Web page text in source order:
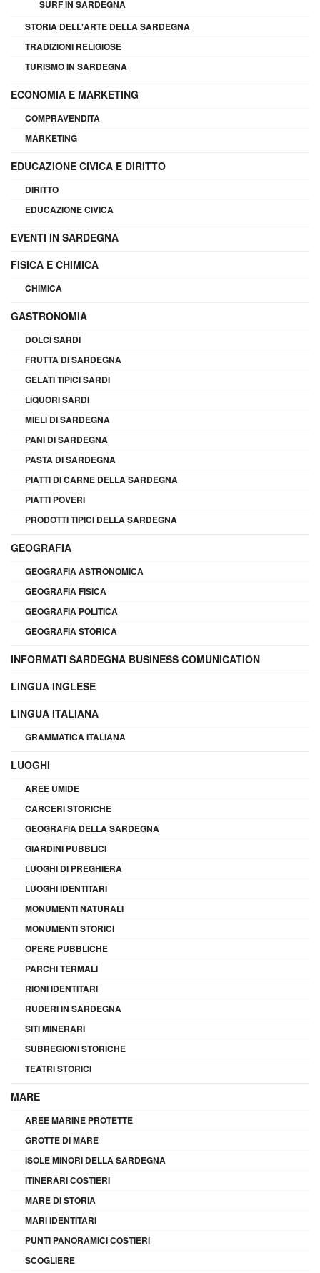
SURF IN SARDEGNA
STORIA DELL'ARTE DELLA SARDEGNA
TRADIZIONI RELIGIOSE
TURISMO IN SARDEGNA
ECONOMIA E MARKETING
COMPRAVENDITA
MARKETING
EDUCAZIONE CIVICA E DIRITTO
DIRITTO
EDUCAZIONE CIVICA
EVENTI IN SARDEGNA
FISICA E CHIMICA
CHIMICA
GASTRONOMIA
DOLCI SARDI
FRUTTA DI SARDEGNA
GELATI TIPICI SARDI
LIQUORI SARDI
MIELI DI SARDEGNA
PANI DI SARDEGNA
PASTA DI SARDEGNA
PIATTI DI CARNE DELLA SARDEGNA
PIATTI POVERI
PRODOTTI TIPICI DELLA SARDEGNA
GEOGRAFIA
GEOGRAFIA ASTRONOMICA
GEOGRAFIA FISICA
GEOGRAFIA POLITICA
GEOGRAFIA STORICA
INFORMATI SARDEGNA BUSINESS COMUNICATION
LINGUA INGLESE
LINGUA ITALIANA
GRAMMATICA ITALIANA
LUOGHI
AREE UMIDE
CARCERI STORICHE
GEOGRAFIA DELLA SARDEGNA
GIARDINI PUBBLICI
LUOGHI DI PREGHIERA
LUOGHI IDENTITARI
MONUMENTI NATURALI
MONUMENTI STORICI
OPERE PUBBLICHE
PARCHI TERMALI
RIONI IDENTITARI
RUDERI IN SARDEGNA
SITI MINERARI
SUBREGIONI STORICHE
TEATRI STORICI
MARE
AREE MARINE PROTETTE
GROTTE DI MARE
ISOLE MINORI DELLA SARDEGNA
ITINERARI COSTIERI
MARE DI STORIA
MARI IDENTITARI
PUNTI PANORAMICI COSTIERI
SCOGLIERE